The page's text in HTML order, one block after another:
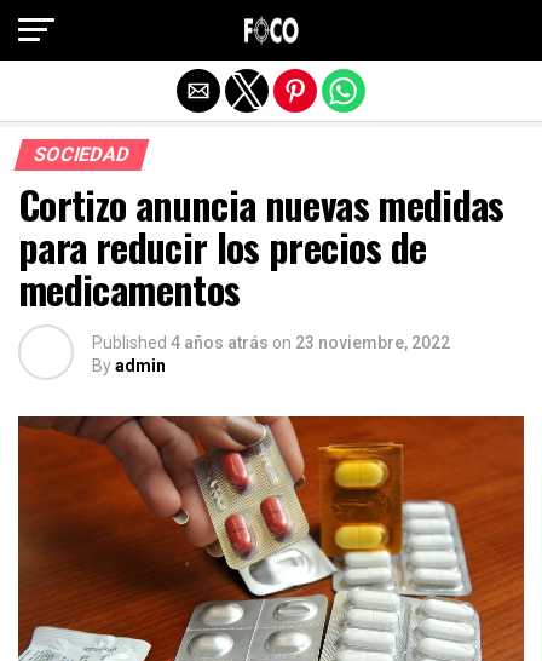
SOCIEDAD
Cortizo anuncia nuevas medidas
para reducir los precios de
medicamentos
Published 4 años atrás on 23 noviembre, 2022
Byadmin
Salir de la versión móvil